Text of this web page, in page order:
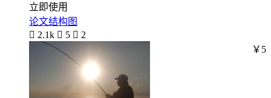
立即使用
论文结构图
 2.1k  5  2
￥5